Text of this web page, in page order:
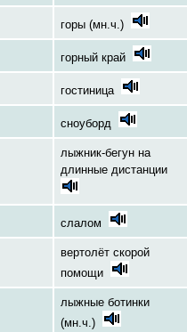
горы (мн.ч.)
горный край
гостиница
сноуборд
лыжник-бегун на
длинные дистанции
слалом
вертолёт скорой
помощи
лыжные ботинки
(мн.ч.)